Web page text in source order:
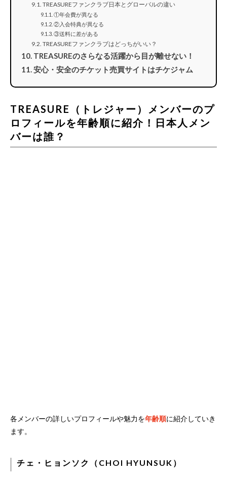
TREASUREファンクラブ日本とグローバルの違い
①年会費が異なる
②入会特典が異なる
③送料に差がある
TREASUREファンクラブはどっちがいい？
TREASUREのさらなる活躍から目が離せない！
安心・安全のチケット売買サイトはチケジャム
TREASURE（トレジャー）メンバーのプ
ロフィールを年齢順に紹介！日本人メン
バーは誰？
各メンバーの詳しいプロフィールや魅力を年齢順に紹介していき
ます。
チェ・ヒョンソク（CHOI HYUNSUK）